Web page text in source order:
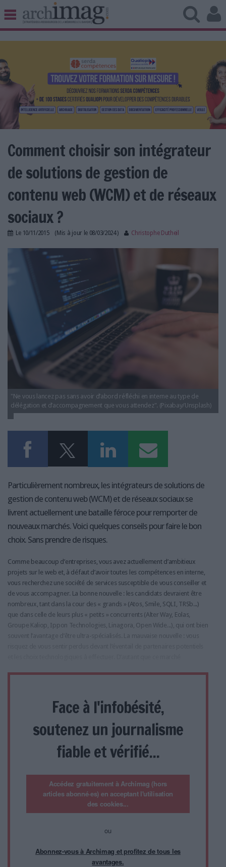
BIBLIOTHÈQUE ÉDITION
UNIVERS DATA
TRAVAIL COLLABORATIF
VIE NUMÉRIQUE
NUMÉRIQUE RESPONSABLE
LES NEWSLETTERS
LE MAGAZINE
LES GUIDES PRATIQUES
L'ESPACE EMPLOI
L'ANNUAIRE DES ACTEURS
LES LIVRES BLANCS
LES SUPPLÉMENTS
NOS OFFRES D'ABONNEMENTS
Comment choisir son intégrateur
de solutions de gestion de
contenu web (WCM) et de réseaux
sociaux ?
Le 10/11/2015 (Mis à jour le 08/03/2024) Christophe Dutheil
intégrateur.jpg
"Ne vous lancez pas sans avoir d’abord réfléchi en interne au type de
délégation et d’accompagnement que vous attendez". (Pixabay/Unsplash)
Particulièrement nombreux, les intégrateurs de solutions de
gestion de contenu web (WCM) et de réseaux sociaux se
livrent actuellement une bataille féroce pour remporter de
nouveaux marchés. Voici quelques conseils pour faire le bon
choix. Sans prendre de risques.
Comme beaucoup d’entreprises, vous avez actuellement d’ambitieux
projets sur le web et, à défaut d’avoir toutes les compétences en interne,
vous recherchez une société de services susceptible de vous conseiller et
de vous accompagner. La bonne nouvelle : les candidats devraient être
nombreux, tant dans la cour des « grands » (Atos, Smile, SQLI, TRSb...)
que dans celle de leurs plus « petits » concurrents (Alter Way, Eolas,
Groupe Kaliop, Ippon Technologies, Linagora, Open Wide...), qui ont bien
souvent l’avantage d’être ultra-spécialisés. La mauvaise nouvelle : vous
Face à l'infobésité,
soutenez un journalisme
fiable et vérifié...
Accédez gratuitement à Archimag (hors
articles abonné·es) en acceptant l'utilisation
des cookies...
ou
Abonnez-vous à Archimag et profitez de tous les
avantages.